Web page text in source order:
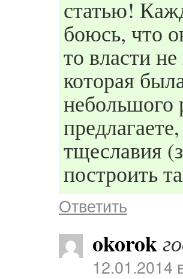
статью!
боюсь, что
то власти
которая
небольшого
тщеславия
построить
Ответить
okorok
12.01.2014